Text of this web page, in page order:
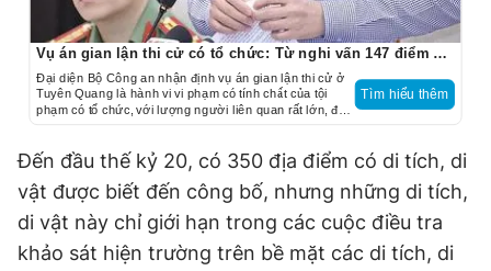
Vụ án gian lận thi cử có tổ chức: Từ nghi vấn 147 điểm 10 toán
Đại diện Bộ Công an nhận định vụ án gian lận thi cử ở
Tuyên Quang là hành vi vi phạm có tính chất của tội
phạm có tổ chức, với lượng người liên quan rất lớn, đặc
biệt là 328 thí sinh.
Tìm hiểu thêm
Đến đầu thế kỷ 20, có 350 địa điểm có di tích, di
vật được biết đến công bố, nhưng những di tích,
di vật này chỉ giới hạn trong các cuộc điều tra
khảo sát hiện trường trên bề mặt các di tích, di